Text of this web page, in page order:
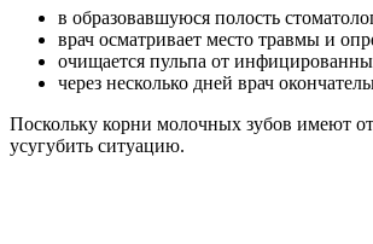
в образовавшуюся полость
врач осматривает место травмы и
очищается пульпа от
через несколько дней врач
Поскольку корни молочных зубов имеют
усугубить ситуацию.